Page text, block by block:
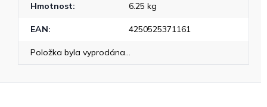
Hmotnost: 6.25 kg
EAN: 4250525371161
Položka byla vyprodána…